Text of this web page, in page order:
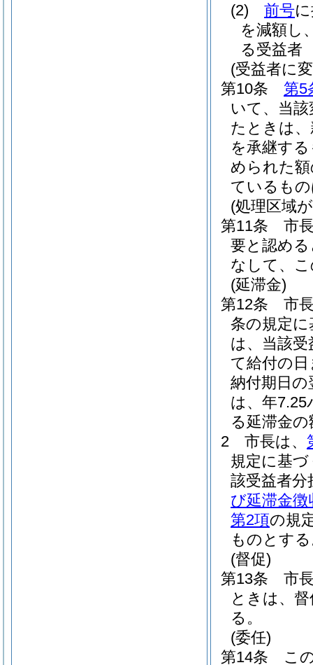
(2)
前号
を減額し
る受益者
(受益者に
第10条
第5
いて、当
たときは
を承継す
められた
ているも
(処理区域
第11条
市
要と認め
なして、
(延滞金)
第12条
市
条の規定
は、当該
て給付の
納付期日
は、年7.25
る延滞金
2
市長は、
規定に基
該受益者分
び延滞金
第2項の規
ものとす
(督促)
第13条
市
ときは、
る。
(委任)
第14条
こ